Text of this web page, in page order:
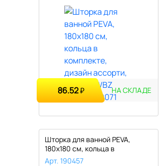
86.52₽ НА СКЛАДЕ
Шторка для ванной PEVA,
180х180 см, кольца в
комплекте,..
Арт. 190457